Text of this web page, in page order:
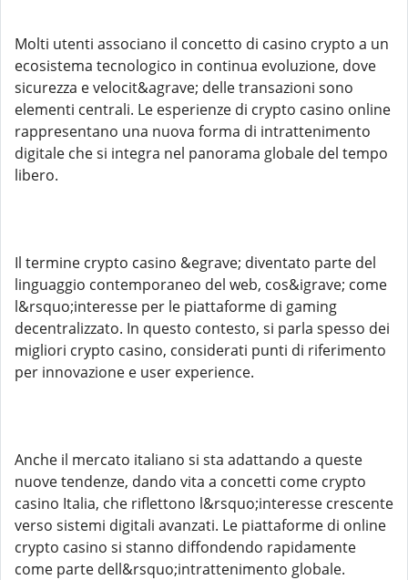
Molti utenti associano il concetto di casino crypto a un
ecosistema tecnologico in continua evoluzione, dove
sicurezza e velocit&agrave; delle transazioni sono
elementi centrali. Le esperienze di crypto casino online
rappresentano una nuova forma di intrattenimento
digitale che si integra nel panorama globale del tempo
libero.
Il termine crypto casino &egrave; diventato parte del
linguaggio contemporaneo del web, cos&igrave; come
l&rsquo;interesse per le piattaforme di gaming
decentralizzato. In questo contesto, si parla spesso dei
migliori crypto casino, considerati punti di riferimento
per innovazione e user experience.
Anche il mercato italiano si sta adattando a queste
nuove tendenze, dando vita a concetti come crypto
casino Italia, che riflettono l&rsquo;interesse crescente
verso sistemi digitali avanzati. Le piattaforme di online
crypto casino si stanno diffondendo rapidamente
come parte dell&rsquo;intrattenimento globale.